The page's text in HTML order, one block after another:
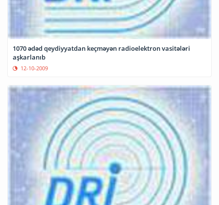
1070 ədəd qeydiyyatdan keçməyən radioelektron vasitələri
aşkarlanıb
12-10-2009